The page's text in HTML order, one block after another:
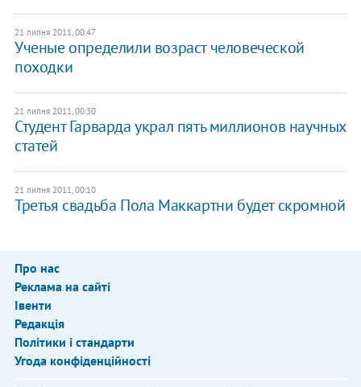
21 липня 2011, 00:47
Ученые определили возраст человеческой
походки
21 липня 2011, 00:30
Студент Гарварда украл пять миллионов научных
статей
21 липня 2011, 00:10
Третья свадьба Пола Маккартни будет скромной
Про нас
Реклама на сайті
Івенти
Редакція
Політики і стандарти
Угода конфіденційності